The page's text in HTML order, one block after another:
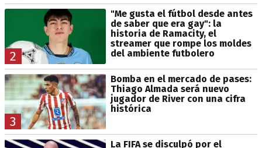
2
"Me gusta el fútbol desde antes
de saber que era gay": la
historia de Ramacity, el
streamer que rompe los moldes
del ambiente futbolero
3
Bomba en el mercado de pases:
Thiago Almada será nuevo
jugador de River con una cifra
histórica
La FIFA se disculpó por el